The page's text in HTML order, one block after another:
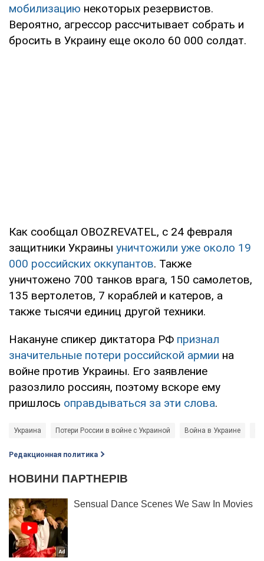
мобилизацию некоторых резервистов.
Вероятно, агрессор рассчитывает собрать и
бросить в Украину еще около 60 000 солдат.
Как сообщал OBOZREVATEL, с 24 февраля
защитники Украины уничтожили уже около 19
000 российских оккупантов. Также
уничтожено 700 танков врага, 150 самолетов,
135 вертолетов, 7 кораблей и катеров, а
также тысячи единиц другой техники.
Накануне спикер диктатора РФ признал
значительные потери российской армии на
войне против Украины. Его заявление
разозлило россиян, поэтому вскоре ему
пришлось оправдываться за эти слова.
Украина Потери России в войне с Украиной Война в Украине
Редакционная политика